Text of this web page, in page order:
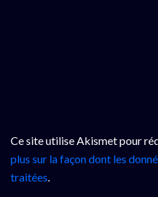
Ce site utilise Akismet pour
plus sur la façon dont les
traitées.